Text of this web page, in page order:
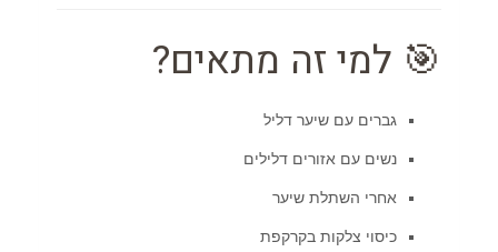
🎯 למי זה מתאים?
גברים עם שיער דליל
נשים עם אזורים דלילים
אחרי השתלת שיער
כיסוי צלקות בקרקפת